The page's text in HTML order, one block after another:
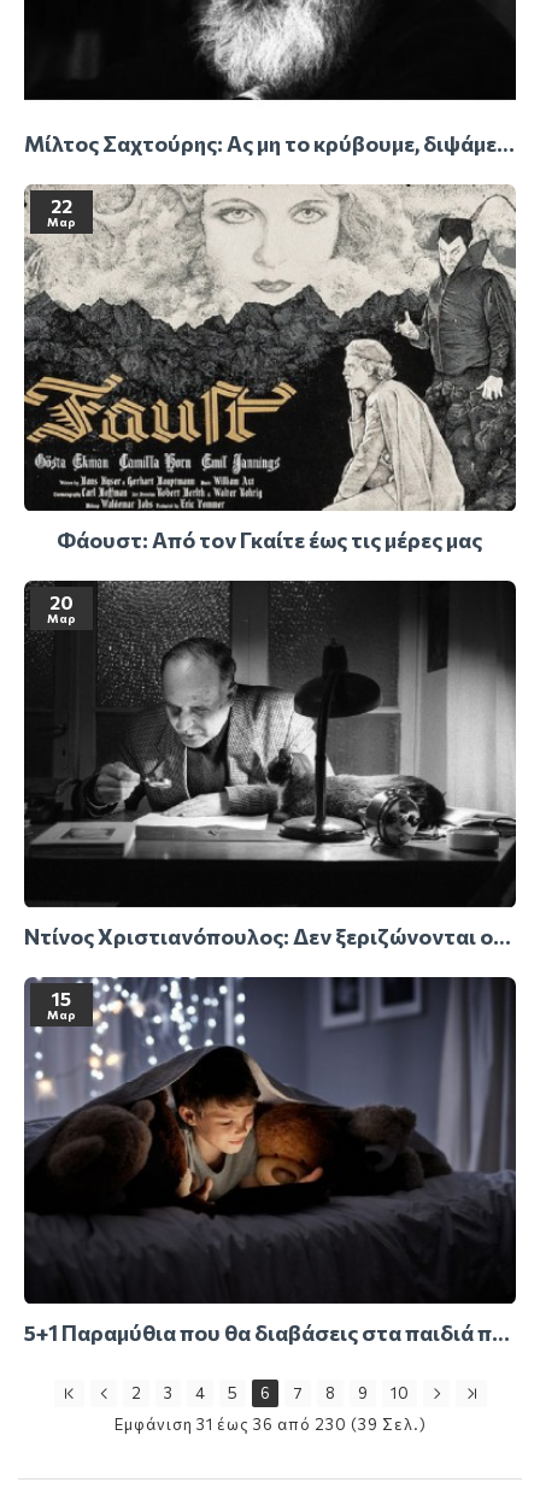
Μίλτος Σαχτούρης: Ας μη το κρύβουμε, διψάμε για ουρανό.
22
Μαρ
Φάουστ: Από τον Γκαίτε έως τις μέρες μας
20
Μαρ
Ντίνος Χριστιανόπουλος: Δεν ξεριζώνονται οι νύχτες από μέσα μας
15
Μαρ
5+1 Παραμύθια που θα διαβάσεις στα παιδιά πριν κοιμηθούν
2 3 4 5 6 7 8 9
10
Εμφάνιση 31 έως 36 από 230 (39 Σελ.)